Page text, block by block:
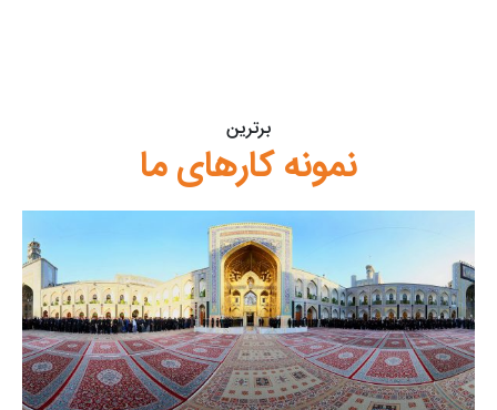
برترین
نمونه کارهای ما​